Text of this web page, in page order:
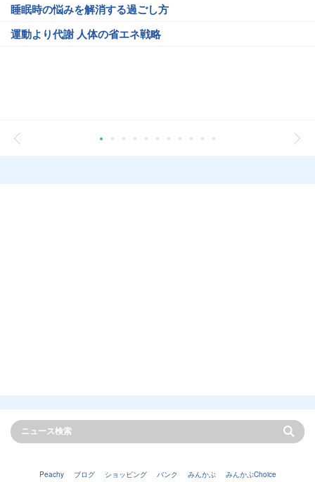
睡眠時の悩みを解消する過ごし方
運動より代謝 人体の省エネ戦略
Peachy ブログ ショッピング バンク みんかぶ みんかぶChoice